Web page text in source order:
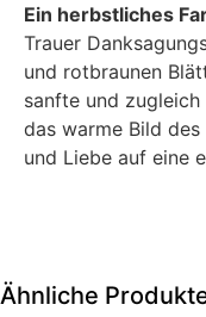
Ein herbstliches
Trauer
und rotbraunen
sanfte und
das warme Bild
und Liebe auf eine
Ähnliche